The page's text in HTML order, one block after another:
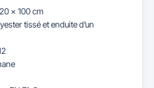
x 100 cm
tissé et enduite d’un